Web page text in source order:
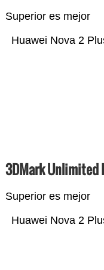
Superior es mejor
Huawei Nova 2
3DMark Unlimited
Superior es mejor
Huawei Nova 2